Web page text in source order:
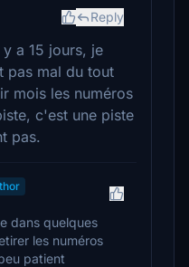
Reply
a 15 jours, je
pas mal du tout
mois les numéros
c'est une piste
pas.
dans quelques
les numéros
patient